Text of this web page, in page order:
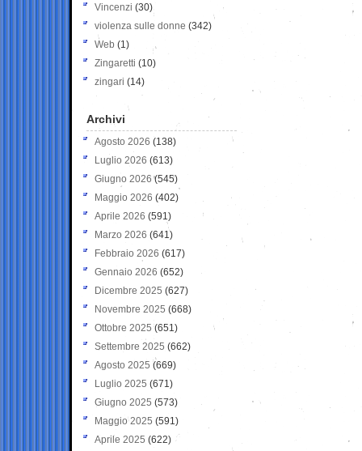
Vincenzi (30)
violenza sulle donne (342)
Web (1)
Zingaretti (10)
zingari (14)
Archivi
Agosto 2026 (138)
Luglio 2026 (613)
Giugno 2026 (545)
Maggio 2026 (402)
Aprile 2026 (591)
Marzo 2026 (641)
Febbraio 2026 (617)
Gennaio 2026 (652)
Dicembre 2025 (627)
Novembre 2025 (668)
Ottobre 2025 (651)
Settembre 2025 (662)
Agosto 2025 (669)
Luglio 2025 (671)
Giugno 2025 (573)
Maggio 2025 (591)
Aprile 2025 (622)